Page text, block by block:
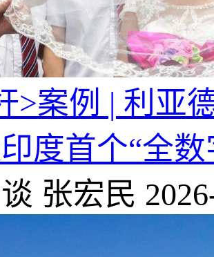
>案例 | 利亚
度首个“全
张宏民